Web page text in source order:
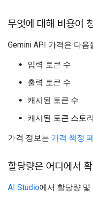
무엇에 대해 비용이
Gemini API 가격은 다
입력 토큰 수
출력 토큰 수
캐시된 토큰 수
캐시된 토큰 스토
가격 정보는 가격 책정
할당량은 어디에서
AI Studio에서 할당량